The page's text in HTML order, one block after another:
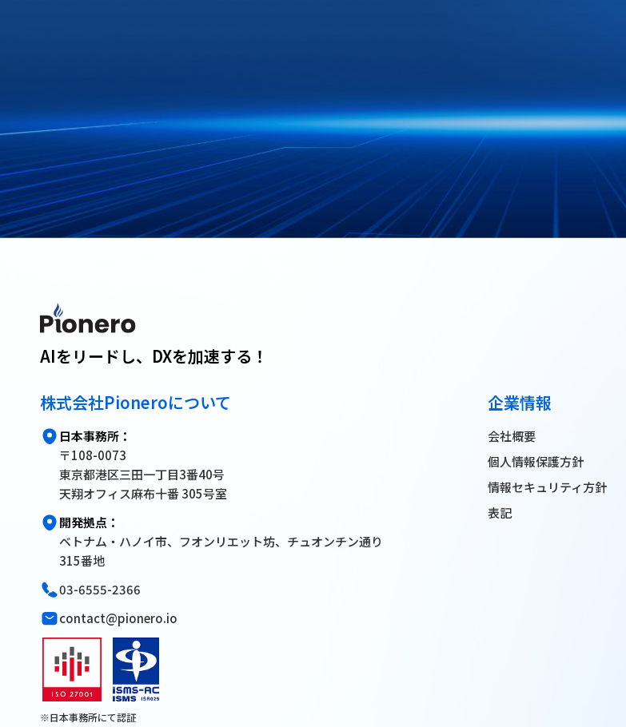
AIをリードし、DXを加速する！
株式会社Pioneroについて
日本事務所：
〒108-0073
東京都港区三田一丁目3番40号
天翔オフィス麻布十番 305号室
開発拠点：
ベトナム・ハノイ市、フオンリエット坊、チュオンチン通り
315番地
03-6555-2366
contact@pionero.io
※日本事務所にて認証
企業情報
会社概要
個人情報保護方針
情報セキュリティ方針
表記